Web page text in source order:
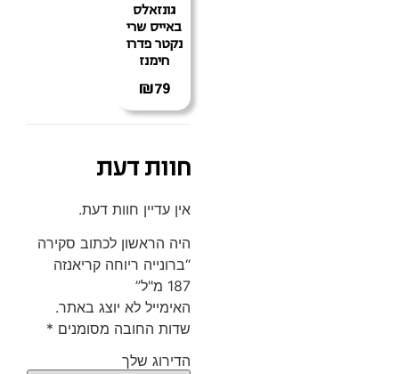
גונזאלס
באייס שרי
נקטר פדרו
חימנז
₪79
חוות דעת
אין עדיין חוות דעת.
היה הראשון לכתוב סקירה
“ברונייה ריוחה קריאנזה
187 מ"ל”
האימייל לא יוצג באתר.
שדות החובה מסומנים *
הדירוג שלך